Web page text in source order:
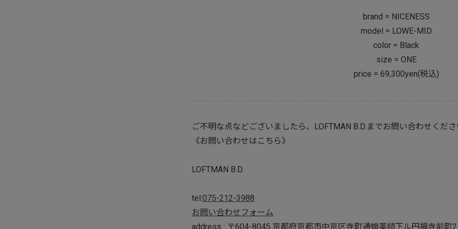
brand = NICENESS
model = LOWE-MID
color = Black
size = ONE
price = 69,300yen(税込)
ご不明な点などございましたら、LOFTMAN B.D.までお問い合わせくださ
《お問い合わせはこちら》
LOFTMAN B.D.
tel:075-212-3988
お問い合わせフォーム
address : 〒604-8045 京都府京都市中京区寺町通蛸薬師下ル円福寺前町